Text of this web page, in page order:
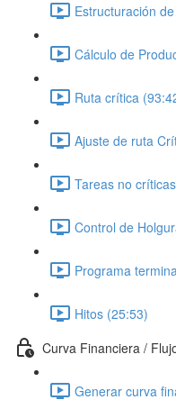
Estructuración
Cálculo de
Ruta crítica
Ajuste de ruta
Tareas no
Control de
Programa
Hitos (25:53)
Curva Financiera /
Generar curva